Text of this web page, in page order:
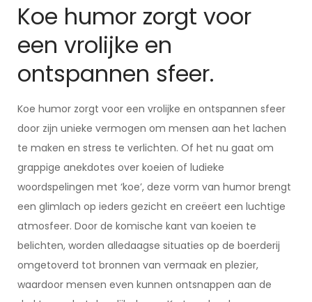
Koe humor zorgt voor
een vrolijke en
ontspannen sfeer.
Koe humor zorgt voor een vrolijke en ontspannen sfeer
door zijn unieke vermogen om mensen aan het lachen
te maken en stress te verlichten. Of het nu gaat om
grappige anekdotes over koeien of ludieke
woordspelingen met ‘koe’, deze vorm van humor brengt
een glimlach op ieders gezicht en creëert een luchtige
atmosfeer. Door de komische kant van koeien te
belichten, worden alledaagse situaties op de boerderij
omgetoverd tot bronnen van vermaak en plezier,
waardoor mensen even kunnen ontsnappen aan de